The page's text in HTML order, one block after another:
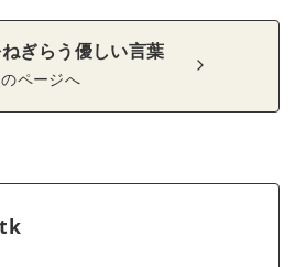
ねぎらう優しい言葉
ページへ